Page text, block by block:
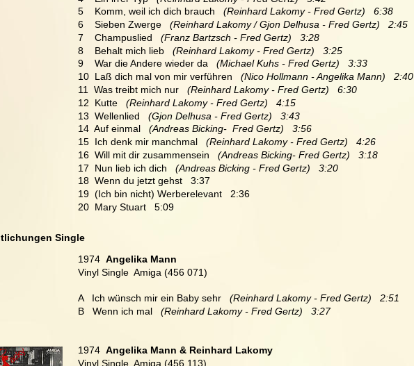
5    Komm, weil ich dich brauch
   (Reinhard Lakomy - Fred Gertz)   6:38
6    Sieben Zwerge
   (Reinhard Lakomy / Gjon Delhusa - Fred Gertz)   2:45
7    Champuslied
(Franz Bartzsch - Fred Gertz)   3:28
8    Behalt mich lieb
   (Reinhard Lakomy - Fred Gertz)   3:25
9    War die Andere wieder da
   (Michael Kuhs - Fred Gertz)   3:33
10  Laß dich mal von mir verführen
   (Nico Hollmann - Angelika Mann)   2:40
11  Was treibt mich nur
   (Reinhard Lakomy - Fred Gertz)   6:30
12  Kutte
   (Reinhard Lakomy - Fred Gertz)   4:15
13  Wellenlied
   (Gjon Delhusa - Fred Gertz)   3:43
14  Auf einmal
   (Andreas Bicking-  Fred Gertz)   3:56
15  Ich denk mir manchmal
   (Reinhard Lakomy - Fred Gertz)   4:26
16  Will mit dir zusammensein
   (Andreas Bicking- Fred Gertz)   3:18
17  Nun lieb ich dich
   (Andreas Bicking - Fred Gertz)   3:20
18  Wenn du jetzt gehst   3:37
19  (Ich bin nicht) Werberelevant   2:36
20  Mary Stuart   5:09
1974 Angelika Mann
Vinyl Single  Amiga (456 071)
A   Ich wünsch mir ein Baby sehr
  (Reinhard Lakomy - Fred Gertz)   2:51
B
Wenn ich mal
  (Reinhard Lakomy - Fred Gertz)   3:27
1974 Angelika Mann & Reinhard Lakomy
Vinyl Single  Amiga (456 113)
Single